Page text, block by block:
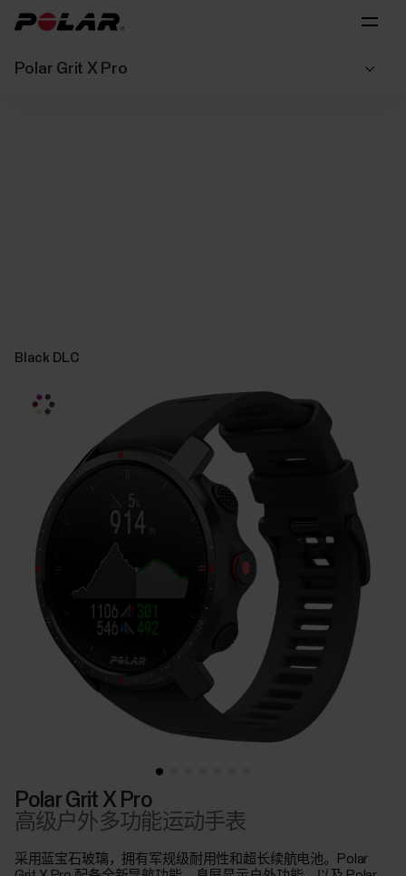
Polar Grit X Pro
Black DLC
Polar Grit X Pro
高级户外多功能运动手表
采用蓝宝石玻璃，拥有军规级耐用性和超长续航电池。Polar